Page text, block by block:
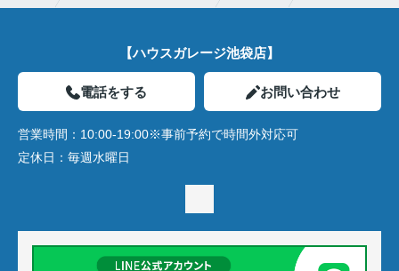
【ハウスガレージ池袋店】
電話をする お問い合わせ
営業時間： 10:00-19:00※事前予約で時間外対応可
定休日： 毎週水曜日